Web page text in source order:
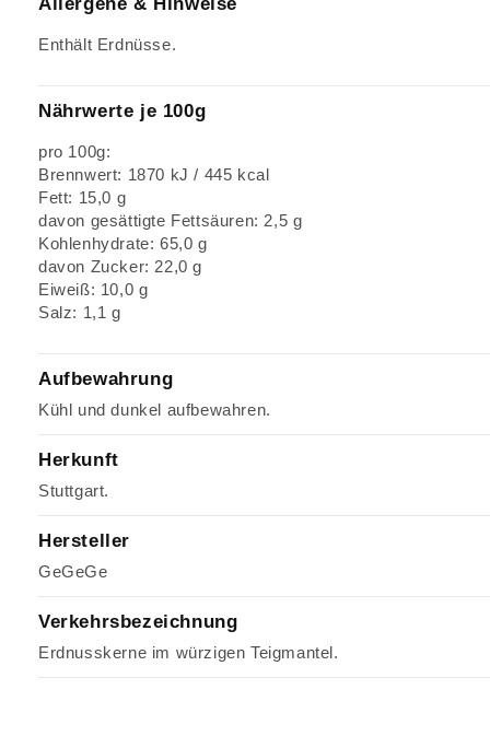
Allergene & Hinweise
Enthält Erdnüsse.
Nährwerte je 100g
pro 100g:
Brennwert: 1870 kJ / 445 kcal
Fett: 15,0 g
davon gesättigte Fettsäuren: 2,5 g
Kohlenhydrate: 65,0 g
davon Zucker: 22,0 g
Eiweiß: 10,0 g
Salz: 1,1 g
Aufbewahrung
Kühl und dunkel aufbewahren.
Herkunft
Stuttgart.
Hersteller
GeGeGe
Verkehrsbezeichnung
Erdnusskerne im würzigen Teigmantel.